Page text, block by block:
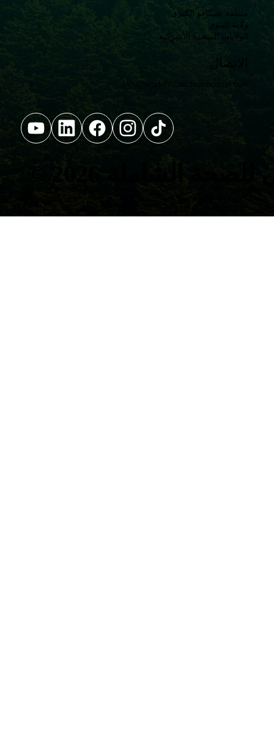
© 2026 للصحة الشاملة
منطقة شيكاغو الكبرى
ولاية إلينوي
الولايات المتحدة الأميركية
الاتصال
info@worldholistichealthcenter.com